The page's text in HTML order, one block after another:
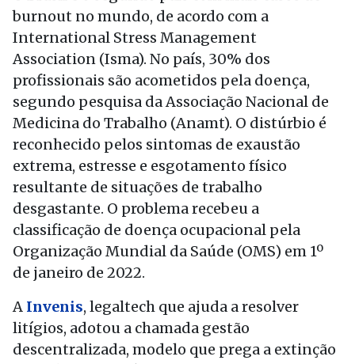
burnout no mundo, de acordo com a
International Stress Management
Association (Isma). No país, 30% dos
profissionais são acometidos pela doença,
segundo pesquisa da Associação Nacional de
Medicina do Trabalho (Anamt). O distúrbio é
reconhecido pelos sintomas de exaustão
extrema, estresse e esgotamento físico
resultante de situações de trabalho
desgastante. O problema recebeu a
classificação de doença ocupacional pela
Organização Mundial da Saúde (OMS) em 1º
de janeiro de 2022.
A Invenis, legaltech que ajuda a resolver
litígios, adotou a chamada gestão
descentralizada, modelo que prega a extinção